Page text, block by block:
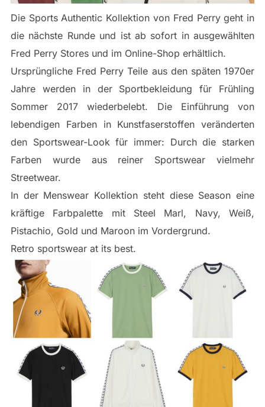
Die Sports Authentic Kollektion von Fred Perry geht in
die nächste Runde und ist ab sofort in ausgewählten
Fred Perry Stores und im Online-Shop erhältlich.
Ursprüngliche Fred Perry Teile aus den späten 1970er
Jahre werden in der Sportbekleidung für Frühling
Sommer 2017 wiederbelebt. Die Einführung von
lebendigen Farben in Kunstfaserstoffen veränderten
den Sportswear-Look für immer: Durch die starken
Farben wurde aus reiner Sportswear vielmehr
Streetwear.
In der Menswear Kollektion steht diese Season eine
kräftige Farbpalette mit Steel Marl, Navy, Weiß,
Pistachio, Gold und Maroon im Vordergrund.
Retro sportswear at its best.